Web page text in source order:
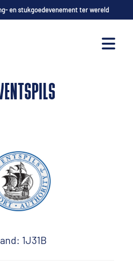
en stukgoedevenement ter wereld
1J31B